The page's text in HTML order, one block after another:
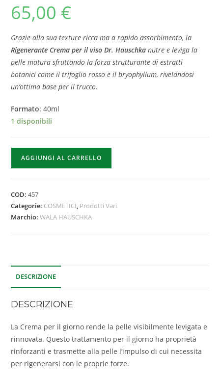
65,00 €
Grazie alla sua texture ricca ma a rapido assorbimento, la
Rigenerante Crema per il viso Dr. Hauschka nutre e leviga la
pelle matura sfruttando la forza strutturante di estratti
botanici come il trifoglio rosso e il bryophyllum, rivelandosi
un’ottima base per il trucco.
Formato: 40ml
1 disponibili
AGGIUNGI AL CARRELLO
COD:457
Categorie: COSMETICI, Prodotti Vari
Marchio:WALA HAUSCHKA
DESCRIZIONE
DESCRIZIONE
La Crema per il giorno rende la pelle visibilmente levigata e
rinnovata. Questo trattamento per il giorno ha proprietà
rinforzanti e trasmette alla pelle l’impulso di cui necessita
per rigenerarsi con le proprie forze.